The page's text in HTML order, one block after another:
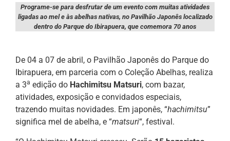
Programe-se para desfrutar de um evento com muitas atividades
ligadas ao mel e às abelhas nativas, no Pavilhão Japonês localizado
dentro do Parque do Ibirapuera, que comemora 70 anos
De 04 a 07 de abril, o Pavilhão Japonês do Parque do
Ibirapuera, em parceria com o Coleção Abelhas, realiza
a 3a edição do Hachimitsu Matsuri, com bazar,
atividades, exposição e convidados especiais,
trazendo muitas novidades. Em japonês, “hachimitsu”
significa mel de abelha, e “matsuri“, festival.